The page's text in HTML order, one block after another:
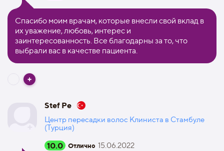
Спасибо моим врачам, которые внесли свой вклад в
их уважение, любовь, интерес и
заинтересованность. Все благодарны за то, что
выбрали вас в качестве пациента.
Stef Pe
Центр пересадки волос Клиниста в Стамбуле
(Турция)
10.0 Отлично 15.06.2022